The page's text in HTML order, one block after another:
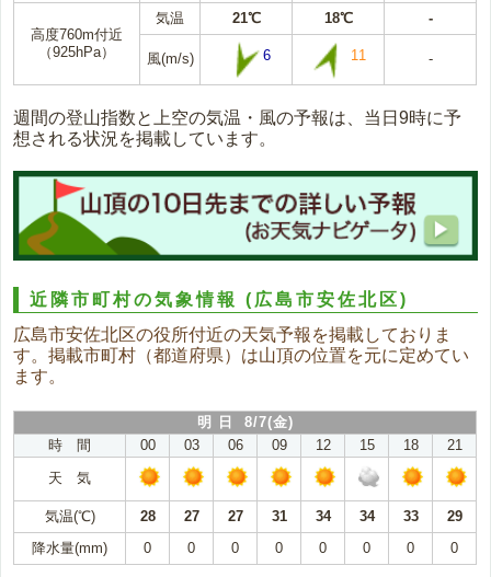
高度760m付近
（925hPa）
気温 21℃ 18℃ -
風(m/s) 6 11 -
週間の登山指数と上空の気温・風の予報は、当日9時に予
想される状況を掲載しています。
近隣市町村の気象情報(広島市安佐北区)
広島市安佐北区の役所付近の天気予報を掲載しておりま
す。掲載市町村（都道府県）は山頂の位置を元に定めてい
ます。
明 日 8/7(金)
時 間
00 03 06 09 12 15 18
21
天 気
気温(℃) 28 27 27 31 34 34 33
29
降水量(mm)
0 0 0 0 0 0 0 0